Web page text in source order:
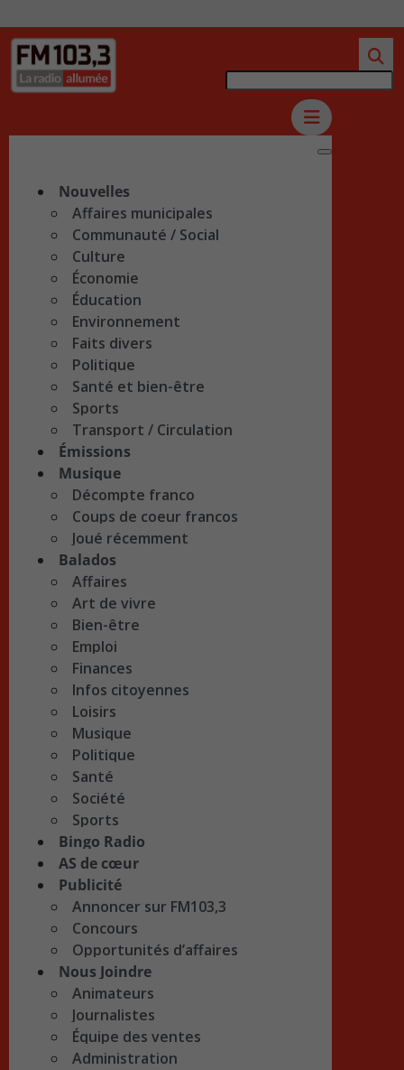
Nouvelles
Affaires municipales
Communauté / Social
Culture
Économie
Éducation
Environnement
Faits divers
Politique
Santé et bien-être
Sports
Transport / Circulation
Émissions
Musique
Décompte franco
Coups de coeur francos
Joué récemment
Balados
Affaires
Art de vivre
Bien-être
Emploi
Finances
Infos citoyennes
Loisirs
Musique
Politique
Santé
Société
Sports
Bingo Radio
AS de cœur
Publicité
Annoncer sur FM103,3
Concours
Opportunités d’affaires
Nous Joindre
Animateurs
Journalistes
Équipe des ventes
Administration